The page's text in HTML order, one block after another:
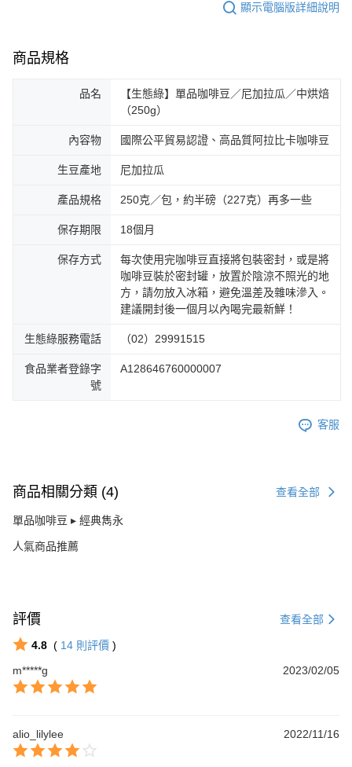
顯示電腦版詳細說明
商品規格
品名
【生態綠】單品咖啡豆／尼加拉瓜／中烘焙
（250g）
內容物 國際公平貿易認證、高品質阿拉比卡咖啡豆
生豆產地 尼加拉瓜
產品規格 250克／包，約半磅（227克）再多一些
保存期限 18個月
保存方式
每次使用完咖啡豆直接將包裝密封，或是將
咖啡豆裝於密封罐，放置於陰涼不照光的地
方，請勿放入冰箱，避免溫差及雜味滲入。
建議開封後一個月以內喝完最新鮮！
生態綠服務電話 （02）29991515
食品業者登錄字
號
A128646760000007
客服
商品相關分類 (4) 查看全部
單品咖啡豆 ▸ 經典雋永
人氣商品推薦
評價 查看全部
4.8 ( 14 則評價 )
m*****g
2023/02/05
alio_lilylee 2022/11/16